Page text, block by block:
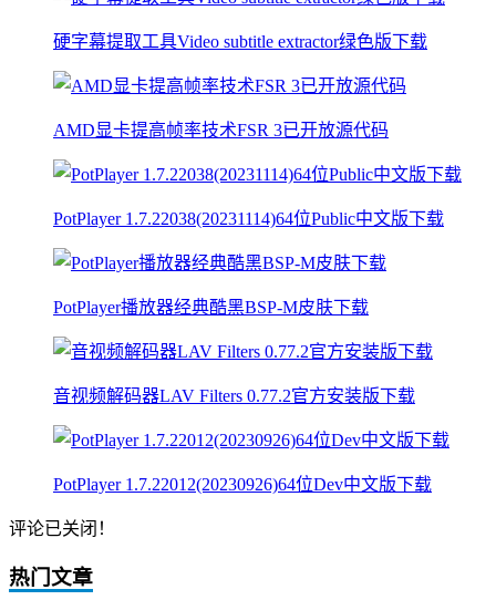
硬字幕提取工具Video subtitle extractor绿色版下载
AMD显卡提高帧率技术FSR 3已开放源代码
PotPlayer 1.7.22038(20231114)64位Public中文版下载
PotPlayer播放器经典酷黑BSP-M皮肤下载
音视频解码器LAV Filters 0.77.2官方安装版下载
PotPlayer 1.7.22012(20230926)64位Dev中文版下载
评论已关闭！
热门文章